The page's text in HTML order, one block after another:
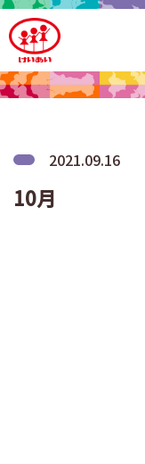
2021.09.16
10月